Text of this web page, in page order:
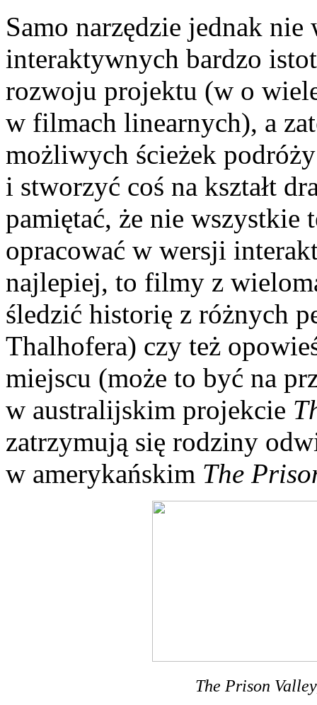
Samo narzędzie jednak
interaktywnych bardzo
rozwoju projektu (w o
w filmach linearnych), a
możliwych ścieżek
i stworzyć coś na kształt
pamiętać, że nie wszystkie
opracować w wersji
najlepiej, to filmy z
śledzić historię z różnych
Thalhofera) czy też
miejscu (może to być na
w australijskim projekcie
zatrzymują się rodziny
w amerykańskim The
The Prison